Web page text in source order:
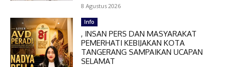
8 Agustus 2026
Info
, INSAN PERS DAN MASYARAKAT
PEMERHATI KEBIJAKAN KOTA
TANGERANG SAMPAIKAN UCAPAN
SELAMAT